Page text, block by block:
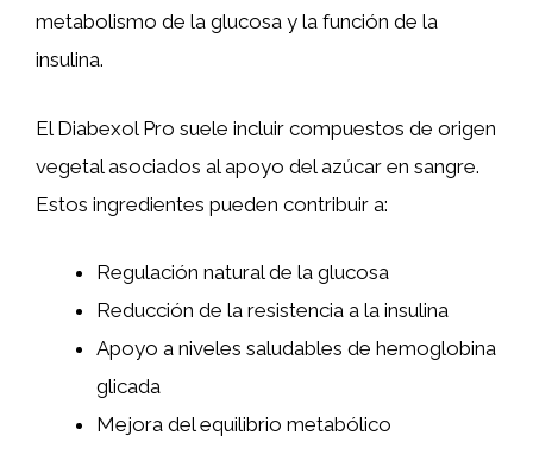
metabolismo de la glucosa y la función de la
insulina.
El Diabexol Pro suele incluir compuestos de origen
vegetal asociados al apoyo del azúcar en sangre.
Estos ingredientes pueden contribuir a:
Regulación natural de la glucosa
Reducción de la resistencia a la insulina
Apoyo a niveles saludables de hemoglobina
glicada
Mejora del equilibrio metabólico